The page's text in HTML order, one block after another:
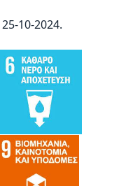
10-2024.